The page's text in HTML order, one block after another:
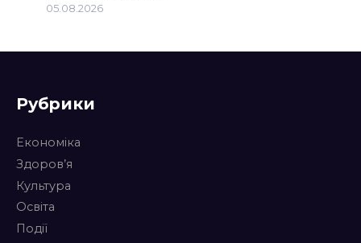
05.08.2026
Рубрики
Економіка
Здоров’я
Культура
Освіта
Події